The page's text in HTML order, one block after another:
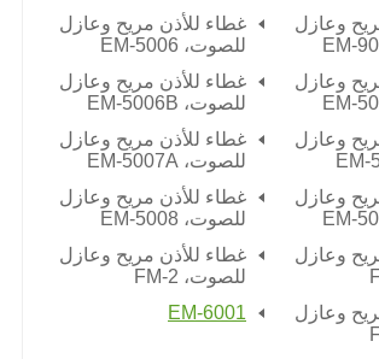
وعازل
EM-
غطاء للأذن مريح وعازل
للصوت، EM-5006
وعازل
EM-
غطاء للأذن مريح وعازل
للصوت، EM-5006B
وعازل
EM-
غطاء للأذن مريح وعازل
للصوت، EM-5007A
وعازل
EM-
غطاء للأذن مريح وعازل
للصوت، EM-5008
وعازل
غطاء للأذن مريح وعازل
للصوت، FM-2
وعازل
EM-6001